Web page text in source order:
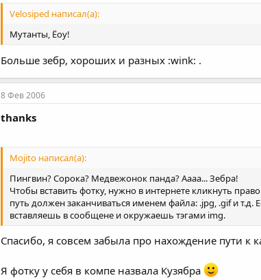
Velosiped написал(а):
Мутанты, Ёоу!
Больше зебр, хороших и разных :wink: .
8 Фев 2006
thanks
Mojito написал(а):
Пингвин? Сорока? Медвежонок панда? Аааа... Зебра!
Чтобы вставить фотку, нужно в интернете кликнуть
путь должен заканчиваться именем файла: .jpg, .gif и т.д.
вставляешь в сообщене и окружаешь тэгами img.
Спасибо, я совсем забыла про нахождение пути к
Я фотку у себя в компе назвала Кузябра